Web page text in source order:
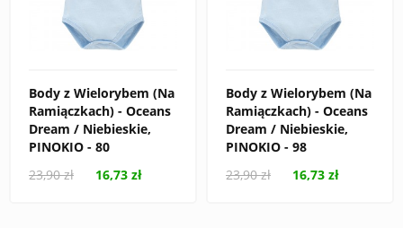
Body z Wielorybem (Na
Ramiączkach) - Oceans
Dream / Niebieskie,
PINOKIO - 80
23,90 zł
16,73 zł
Body z Wielorybem (Na
Ramiączkach) - Oceans
Dream / Niebieskie,
PINOKIO - 98
23,90 zł
16,73 zł